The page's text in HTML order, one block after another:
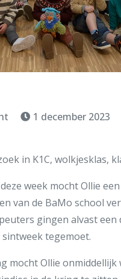
1 december 2023
in K1C, wolkjesklas,
week mocht Ollie
van de BaMo school
gingen alvast een
tegemoet.
mocht Ollie onmiddellijk